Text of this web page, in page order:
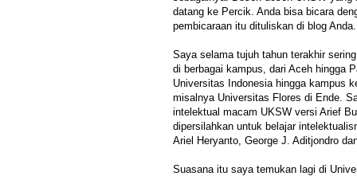
datang ke Percik. Anda bisa bicara
pembicaraan itu dituliskan di blog Anda.
Saya selama tujuh tahun terakhir
di berbagai kampus, dari Aceh hingga
Universitas Indonesia hingga kampus
misalnya Universitas Flores di Ende.
intelektual macam UKSW versi Arief
dipersilahkan untuk belajar
Ariel Heryanto, George J. Aditjondro
Suasana itu saya temukan lagi di